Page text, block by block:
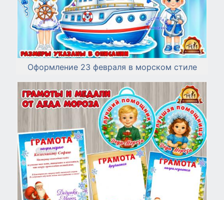
Оформление 23 февраля в морском стиле